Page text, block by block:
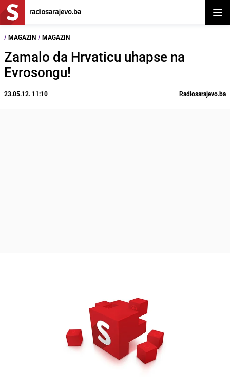
/ MAGAZIN / MAGAZIN
Zamalo da Hrvaticu uhapse na
Evrosongu!
23.05.12. 11:10 Radiosarajevo.ba